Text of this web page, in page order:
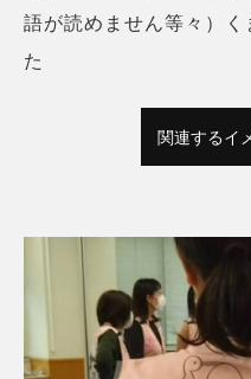
語が読めません等々）
た
関連するイ